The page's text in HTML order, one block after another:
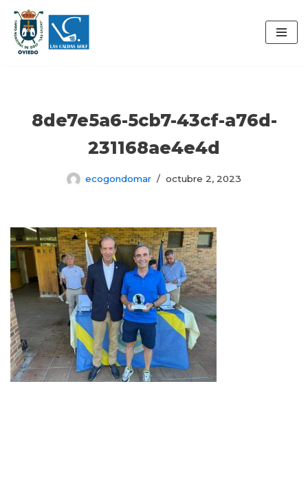
Saltar
al
8de7e5a6-5cb7-43cf-a76d-
231168ae4e4d
ecogondomar octubre 2, 2023